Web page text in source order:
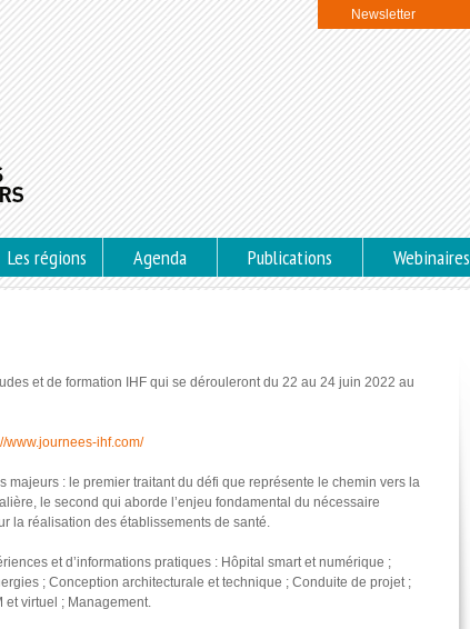
Newsletter
Les régions Agenda Publications Webinaires
et de formation IHF qui se dérouleront du 22 au 24 juin 2022 au
www.journees-ihf.com/
majeurs : le premier traitant du défi que représente le chemin vers la
le second qui aborde l’enjeu fondamental du nécessaire
la réalisation des établissements de santé.
et d’informations pratiques : Hôpital smart et numérique ;
; Conception architecturale et technique ; Conduite de projet ;
et virtuel ; Management.